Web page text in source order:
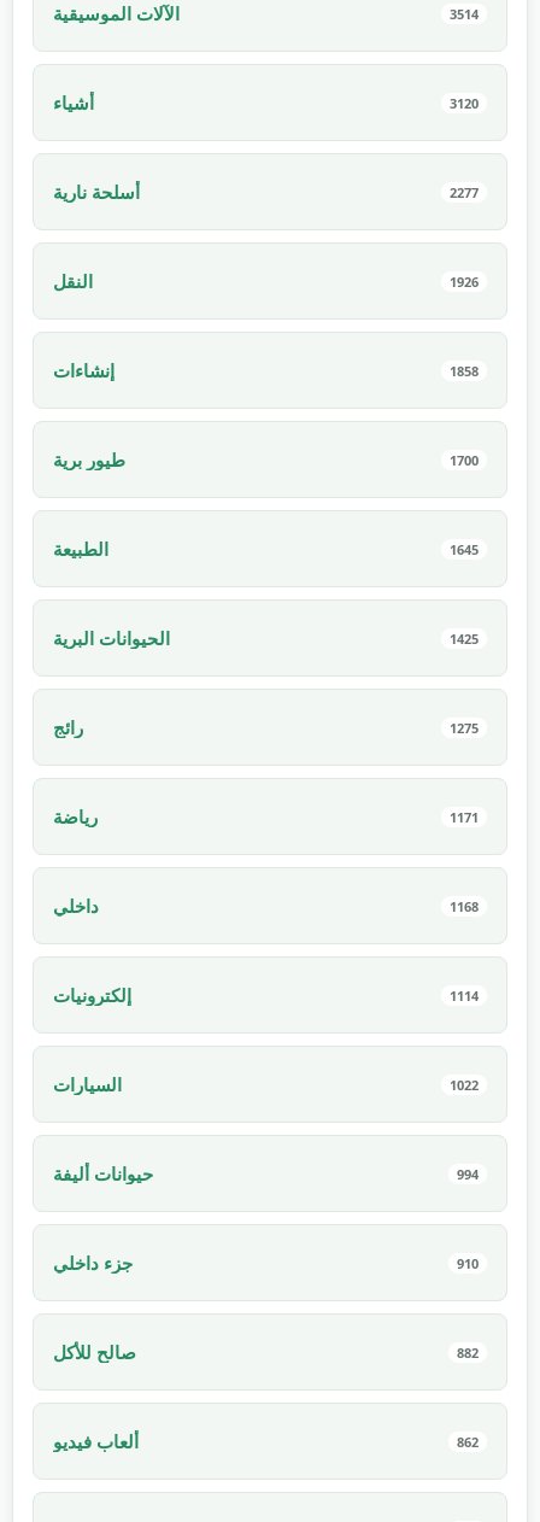
الآلات الموسيقية 3514
أشياء 3120
أسلحة نارية 2277
النقل 1926
إنشاءات 1858
طيور برية 1700
الطبيعة 1645
الحيوانات البرية 1425
رائج 1275
رياضة 1171
داخلي 1168
إلكترونيات 1114
السيارات 1022
حيوانات أليفة 994
جزء داخلي 910
صالح للأكل 882
ألعاب فيديو 862